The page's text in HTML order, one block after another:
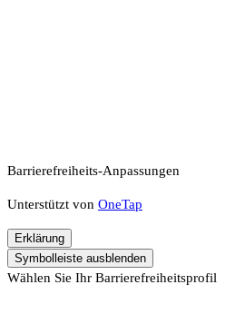
Barrierefreiheits-Anpassungen
Unterstützt von OneTap
Erklärung
Symbolleiste ausblenden
Wählen Sie Ihr Barrierefreiheitsprofil